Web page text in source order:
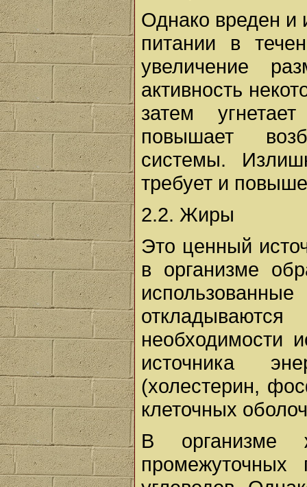
Однако вреден и
питании в
увеличение
активность
затем
повышает
системы.
требует и
2.2. Жиры
Это ценный
в организме
необходимости
источника
(холестерин,
клеточных
В организме
промежуточных